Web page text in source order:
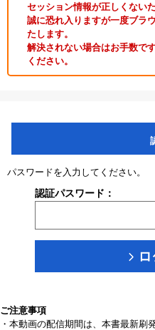
セッション情報が正しくない
誠に恐れ入りますが一度ブラ
たします。
解決されない場合はお手数で
ください。
パスワードを入力してください。
認証パスワード：
ご注意事項
・本動画の配信期間は、本書最新